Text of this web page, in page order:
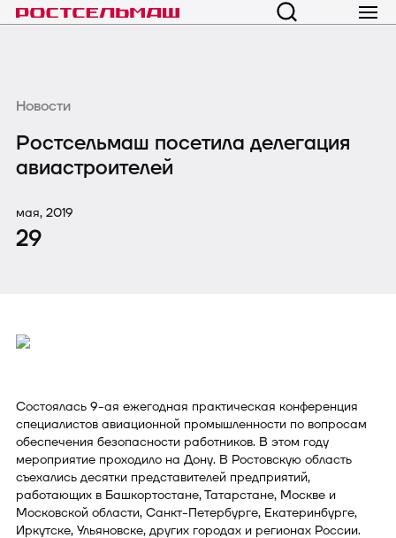
Новости
Ростсельмаш посетила делегация
авиастроителей
мая, 2019
29
Состоялась 9-ая ежегодная практическая конференция
специалистов авиационной промышленности по вопросам
обеспечения безопасности работников. В этом году
мероприятие проходило на Дону. В Ростовскую область
съехались десятки представителей предприятий,
работающих в Башкортостане, Татарстане, Москве и
Московской области, Санкт-Петербурге, Екатеринбурге,
Иркутске, Ульяновске, других городах и регионах России.